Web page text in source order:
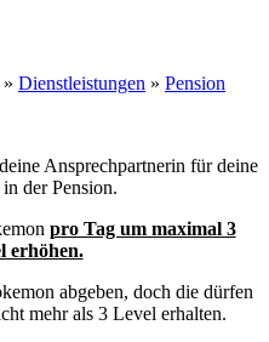
» Dienstleistungen » Pension
Ansprechpartnerin für deine
der Pension.
pro Tag um maximal 3
erhöhen.
abgeben, doch die dürfen
mehr als 3 Level erhalten.